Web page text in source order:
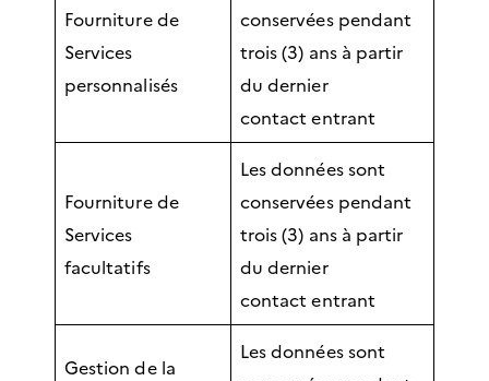
Fourniture de
Services
personnalisés
conservées pendant
trois (3) ans à partir
du dernier
contact entrant
Fourniture de
Services
facultatifs
Les données sont
conservées pendant
trois (3) ans à partir
du dernier
contact entrant
Gestion de la
Les données sont